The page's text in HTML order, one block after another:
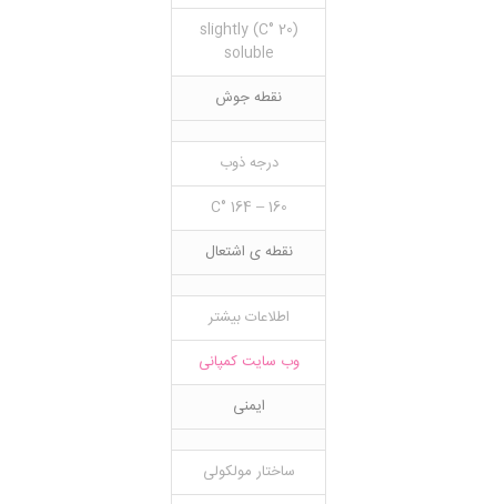
(20 °C) slightly
soluble
نقطه جوش
درجه ذوب
160 – 164 °C
نقطه ی اشتعال
اطلاعات بیشتر
وب سایت کمپانی
ایمنی
ساختار مولکولی